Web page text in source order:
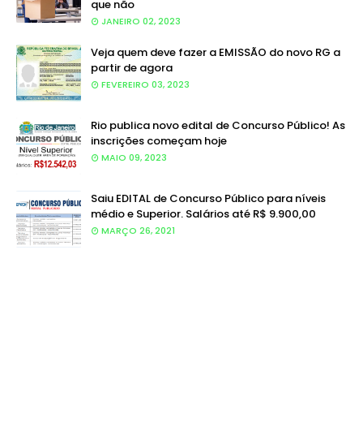
que não
JANEIRO 02, 2023
Veja quem deve fazer a EMISSÃO do novo RG a
partir de agora
FEVEREIRO 03, 2023
Rio publica novo edital de Concurso Público! As
inscrições começam hoje
MAIO 09, 2023
Saiu EDITAL de Concurso Público para níveis
médio e Superior. Salários até R$ 9.900,00
MARÇO 26, 2021